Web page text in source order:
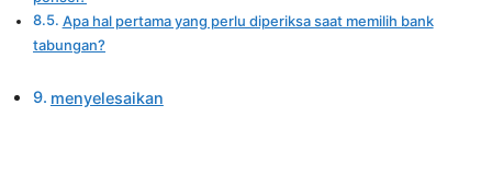
Apa hal pertama yang perlu diperiksa saat memilih bank
tabungan?
menyelesaikan